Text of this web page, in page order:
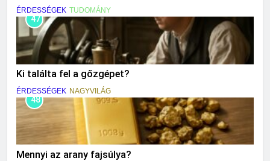
ÉRDESSÉGEK TUDOMÁNY
47
Ki találta fel a gőzgépet?
ÉRDESSÉGEK NAGYVILÁG
48
Mennyi az arany fajsúlya?